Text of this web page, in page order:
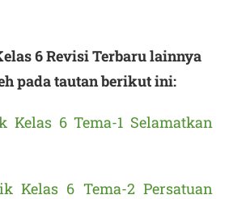
6 Revisi Terbaru lainnya
pada tautan berikut ini:
Kelas 6 Tema-1 Selamatkan
Kelas 6 Tema-2 Persatuan